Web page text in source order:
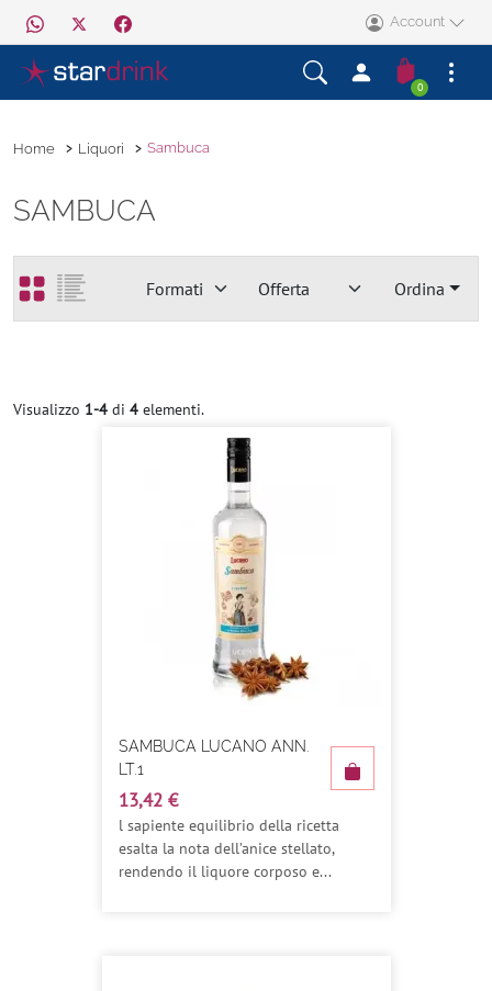
Account
0
Home Liquori Sambuca
SAMBUCA
Ordina
Visualizzo 1-4 di 4 elementi.
SAMBUCA LUCANO ANN.
LT.1
13,42 €
l sapiente equilibrio della ricetta
esalta la nota dell’anice stellato,
rendendo il liquore corposo e...